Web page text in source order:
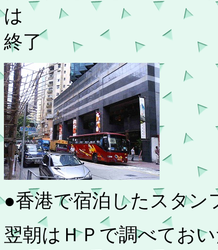
は
終了
●香港で宿泊したスタン
翌朝はＨＰで調べてお